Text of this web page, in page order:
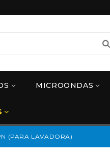
MICROONDAS
(PARA LAVADORA)